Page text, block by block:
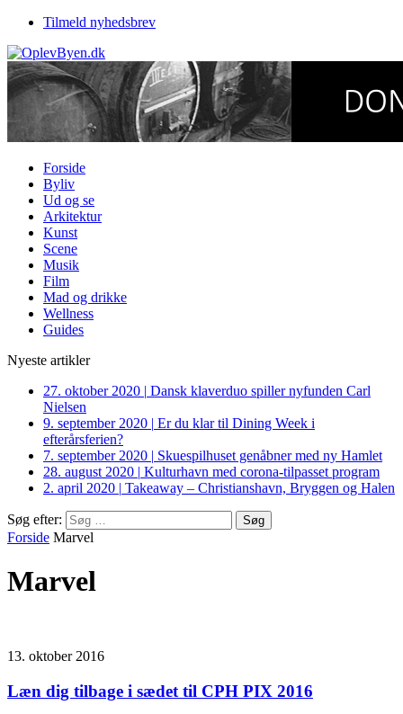
Tilmeld nyhedsbrev
Forside
Byliv
Ud og se
Arkitektur
Kunst
Scene
Musik
Film
Mad og drikke
Wellness
Guides
Nyeste artikler
27. oktober 2020 | Dansk klaverduo spiller nyfunden Carl
Nielsen
9. september 2020 | Er du klar til Dining Week i
efterårsferien?
7. september 2020 | Skuespilhuset genåbner med ny Hamlet
28. august 2020 | Kulturhavn med corona-tilpasset program
2. april 2020 | Takeaway – Christianshavn, Bryggen og Halen
Søg efter:
Forside Marvel
Marvel
13. oktober 2016
Læn dig tilbage i sædet til CPH PIX 2016